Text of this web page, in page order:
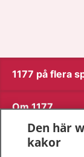
1177 på flera
Om 1177
Kontakt
Den här
kakor